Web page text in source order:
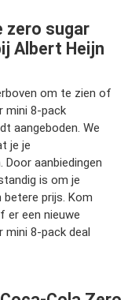
zero sugar
Albert Heijn
om te zien of
mini 8-pack
aangeboden. We
je je
aanbiedingen
is om je
prijs. Kom
er een nieuwe
8-pack deal